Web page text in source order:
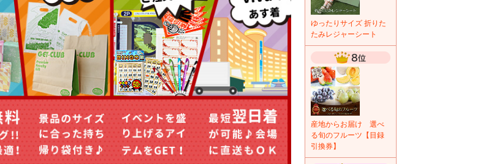
ゆったりサイズ 折りた
たみレジャーシート
産地からお届け 選べ
る旬のフルーツ【目録
引換券】